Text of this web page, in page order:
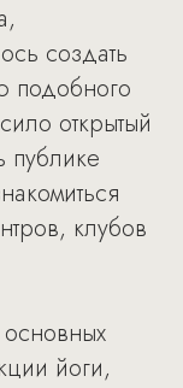
создать
подобного
открытый
публике
клубов
йоги,